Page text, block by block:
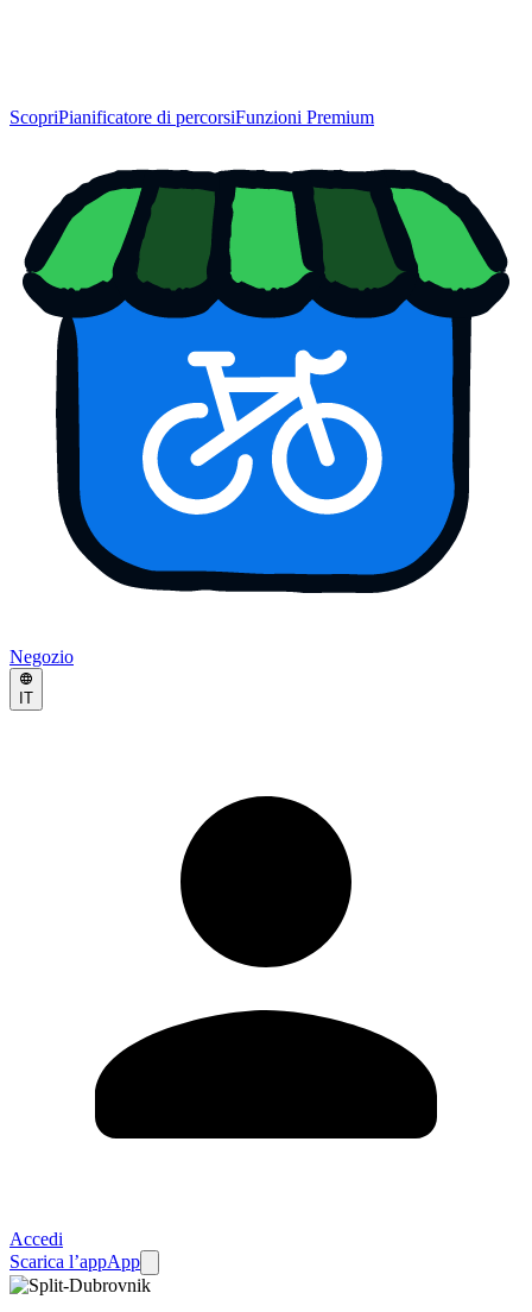
ScopriPianificatore di percorsiFunzioni Premium
Negozio
IT
Accedi
Scarica l’appApp